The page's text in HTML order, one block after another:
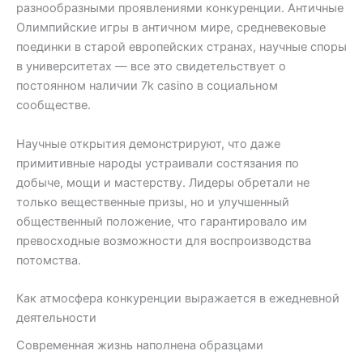
разнообразными проявлениями конкуренции. Античные
Олимпийские игры в античном мире, средневековые
поединки в старой европейских странах, научные споры
в университетах — все это свидетельствует о
постоянном наличии 7k casino в социальном
сообществе.
Научные открытия демонстрируют, что даже
примитивные народы устраивали состязания по
добыче, мощи и мастерству. Лидеры обретали не
только вещественные призы, но и улучшенный
общественный положение, что гарантировало им
превосходные возможности для воспроизводства
потомства.
Как атмосфера конкуренции выражается в ежедневной
деятельности
Современная жизнь наполнена образцами